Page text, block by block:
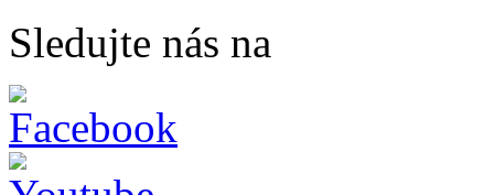
Sledujte nás na